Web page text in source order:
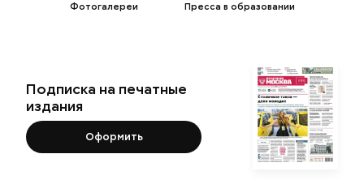
Фотогалереи
Пресса в образовании
Подписка на печатные
издания
Оформить